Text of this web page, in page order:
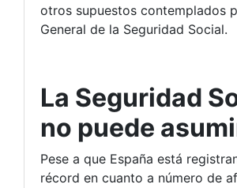
otros supuestos contemplados
General de la Seguridad Social.
La Seguridad
no puede
Pese a que España está
récord en cuanto a número de